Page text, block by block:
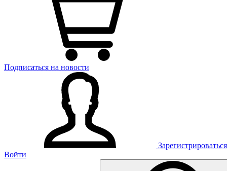
Подписаться на новости
Зарегистрироваться
Войти